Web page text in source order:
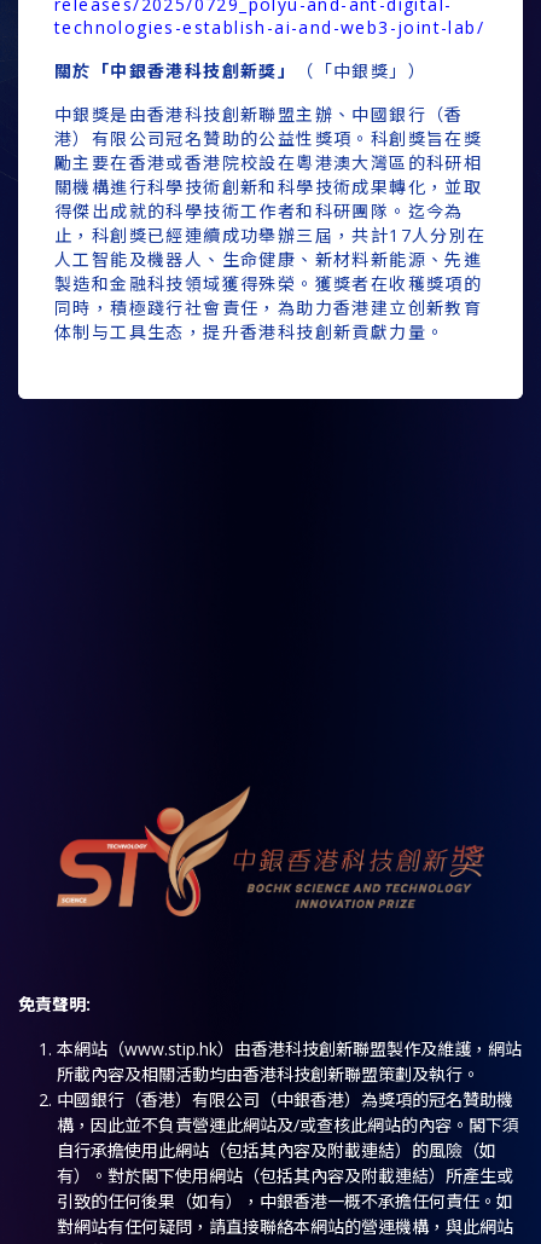
releases/2025/0729_polyu-and-ant-digital-
technologies-establish-ai-and-web3-joint-lab/
關於「中銀香港科技創新獎」
（「中銀獎」）
中銀獎是由香港科技創新聯盟主辦、中國銀行（香
港）有限公司冠名贊助的公益性獎項。科創獎旨在獎
勵主要在香港或香港院校設在粵港澳大灣區的科研相
關機構進行科學技術創新和科學技術成果轉化，並取
得傑出成就的科學技術工作者和科硏團隊。迄今為
止，科創獎已經連續成功舉辦三屆，共計17人分別在
人工智能及機器人、生命健康、新材料新能源、先進
製造和金融科技領域獲得殊榮。獲獎者在收穫獎項的
同時，積極踐行社會責任，為助力香港建立创新教育
体制与工具生态，提升香港科技創新貢獻力量。
免責聲明:
本網站（www.stip.hk）由香港科技創新聯盟製作及維護，網站
所載內容及相關活動均由香港科技創新聯盟策劃及執行。
中國銀行（香港）有限公司（中銀香港）為獎項的冠名贊助機
構，因此並不負責營運此網站及/或查核此網站的內容。閣下須
自行承擔使用此網站（包括其內容及附載連結）的風險（如
有）。對於閣下使用網站（包括其內容及附載連結）所產生或
引致的任何後果（如有），中銀香港一概不承擔任何責任。如
對網站有任何疑問，請直接聯絡本網站的營運機構，與此網站